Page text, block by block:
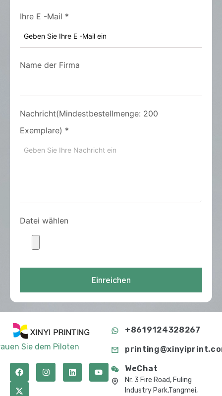
Ihre E -Mail *
Name der Firma
Nachricht(Mindestbestellmenge: 200
Exemplare) *
Datei wählen
Einreichen
Sie dem Piloten
+8619124328267
WeChat
Nr. 3 Fire Road, Fuling
Industry Park,Tangmei,